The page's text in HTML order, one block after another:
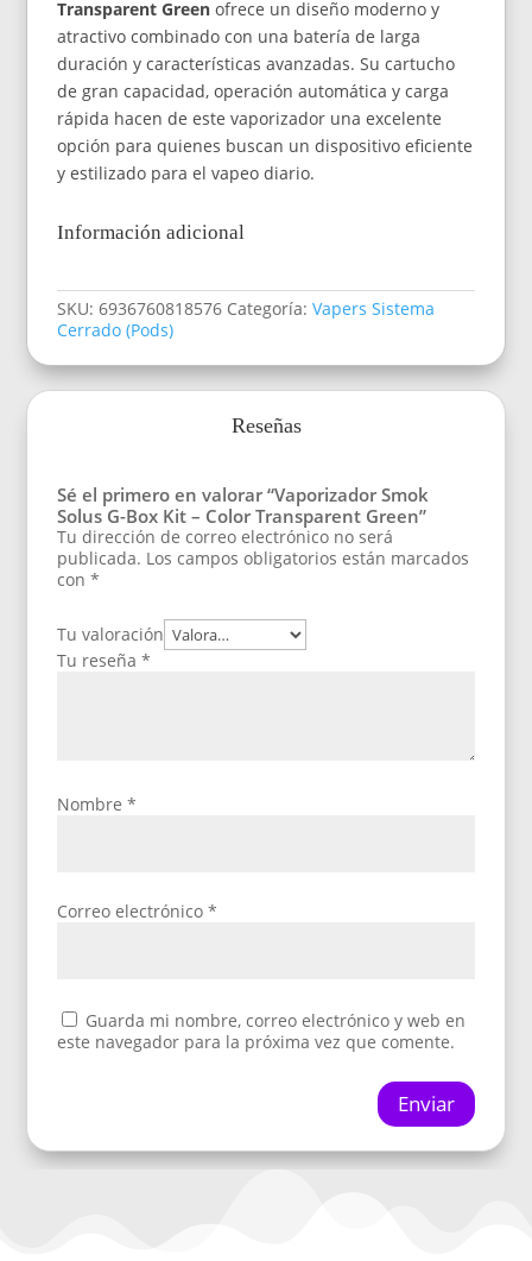
Transparent Green ofrece un diseño moderno y
atractivo combinado con una batería de larga
duración y características avanzadas. Su cartucho
de gran capacidad, operación automática y carga
rápida hacen de este vaporizador una excelente
opción para quienes buscan un dispositivo eficiente
y estilizado para el vapeo diario.
Información adicional
SKU:6936760818576 Categoría:Vapers Sistema
Cerrado (Pods)
Reseñas
Sé el primero en valorar “Vaporizador Smok
Solus G-Box Kit – Color Transparent Green”
Tu dirección de correo electrónico no será
publicada. Los campos obligatorios están marcados
con*
Tu valoración
Tu reseña*
Nombre*
Correo electrónico*
Guarda mi nombre, correo electrónico y web en
este navegador para la próxima vez que comente.
Enviar